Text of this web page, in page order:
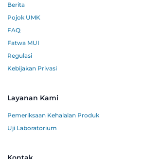
Berita
Pojok UMK
FAQ
Fatwa MUI
Regulasi
Kebijakan Privasi
Layanan Kami
Pemeriksaan Kehalalan Produk
Uji Laboratorium